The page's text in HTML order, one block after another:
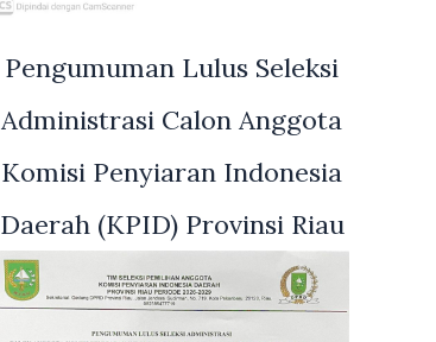
Pengumuman Lulus Seleksi
Administrasi Calon Anggota
Komisi Penyiaran Indonesia
Daerah (KPID) Provinsi Riau